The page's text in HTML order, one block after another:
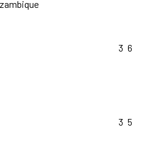
3 6
3 5